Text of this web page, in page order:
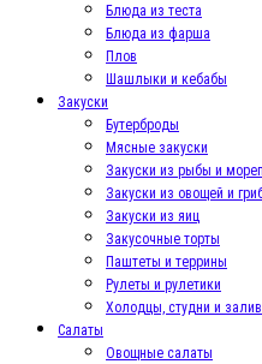
Блюда из теста
Блюда из фарша
Плов
Шашлыки и кебабы
Закуски
Бутерброды
Мясные закуски
Закуски из рыбы и
Закуски из овощей и
Закуски из яиц
Закусочные торты
Паштеты и террины
Рулеты и рулетики
Холодцы, студни и
Салаты
Овощные салаты